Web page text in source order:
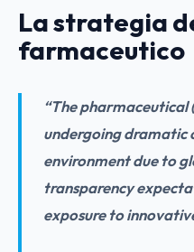
La strategia
farmaceutico
“The pharmaceutical
undergoing dramatic
environment due to
transparency
exposure to